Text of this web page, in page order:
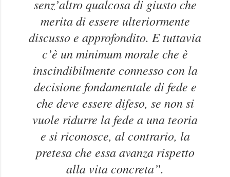
senz’altro qualcosa di giusto che
merita di essere ulteriormente
discusso e approfondito. E tuttavia
c’è un minimum morale che è
inscindibilmente connesso con la
decisione fondamentale di fede e
che deve essere difeso, se non si
vuole ridurre la fede a una teoria
e si riconosce, al contrario, la
pretesa che essa avanza rispetto
alla vita concreta”.